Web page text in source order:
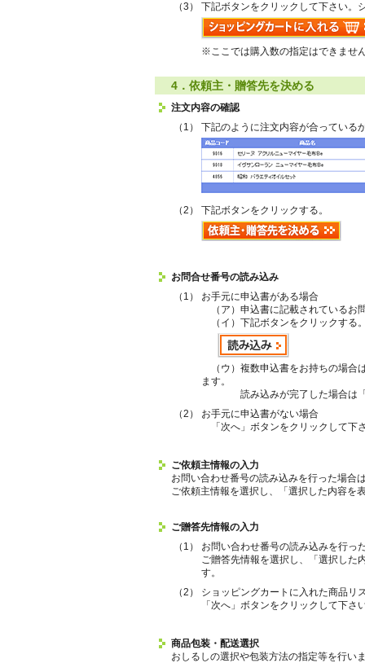
（3）
下記ボタンをクリックして下さい。
※ここでは購入数の指定はできませ
4．依頼主・贈答先を決める
注文内容の確認
（1）
下記のように注文内容が合っている
（2） 下記ボタンをクリックする。
お問合せ番号の読み込み
（1）
お手元に申込書がある場合
（ア）申込書に記載されているお
（イ）下記ボタンをクリックする
（ウ）複数申込書をお持ちの場合
ます。
読み込みが完了した場合は「次
（2）
お手元に申込書がない場合
「次へ」ボタンをクリックして下
ご依頼主情報の入力
お問い合わせ番号の読み込みを行った場合
ご依頼主情報を選択し、「選択した内容を
ご贈答先情報の入力
（1）
お問い合わせ番号の読み込みを行っ
ご贈答先情報を選択し、「選択した
す。
（2）
ショッピングカートに入れた商品リ
「次へ」ボタンをクリックして下さ
商品包装・配送選択
おしるしの選択や包装方法の指定等を行い